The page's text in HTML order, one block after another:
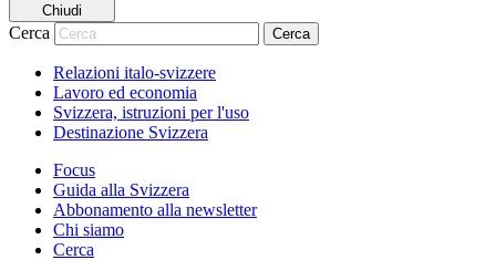
Chiudi
Cerca Cerca
Relazioni italo-svizzere
Lavoro ed economia
Svizzera, istruzioni per l'uso
Destinazione Svizzera
Focus
Guida alla Svizzera
Abbonamento alla newsletter
Chi siamo
Cerca